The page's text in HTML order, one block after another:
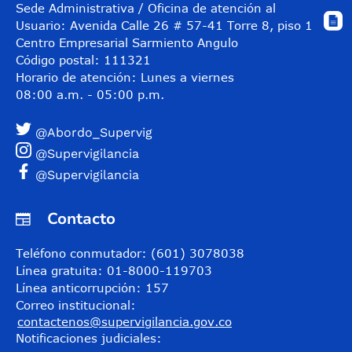
Sede Administrativa / Oficina de atención al
Usuario: Avenida Calle 26 # 57-41 Torre 8, piso 11
Centro Empresarial Sarmiento Angulo
Código postal: 111321
Horario de atención: Lunes a viernes
08:00 a.m. - 05:00 p.m.
@Abordo_Supervig
@Supervigilancia
@Supervigilancia
Contacto
Teléfono conmutador: (601) 3078038
Línea gratuita: 01-8000-119703
Línea anticorrupción: 157
Correo institucional:
contactenos@supervigilancia.gov.co
Notificaciones judiciales: